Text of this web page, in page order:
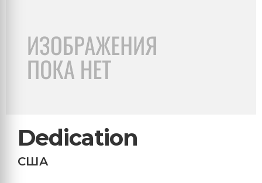
Dedication
США